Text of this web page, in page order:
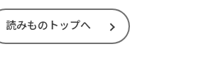
読みものトップへ